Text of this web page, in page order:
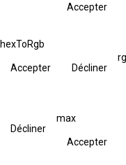
Accepter
hexToRgb
Accepter Décliner
Décliner
max
Accepter